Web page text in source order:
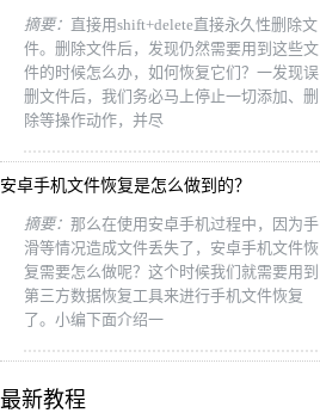
摘要： 直接用shift+delete直接永久性删除文
件。删除文件后，发现仍然需要用到这些文
件的时候怎么办，如何恢复它们？一发现误
删文件后，我们务必马上停止一切添加、删
除等操作动作，并尽
安卓手机文件恢复是怎么做到的？
摘要： 那么在使用安卓手机过程中，因为手
滑等情况造成文件丢失了，安卓手机文件恢
复需要怎么做呢？这个时候我们就需要用到
第三方数据恢复工具来进行手机文件恢复
了。小编下面介绍一
最新教程